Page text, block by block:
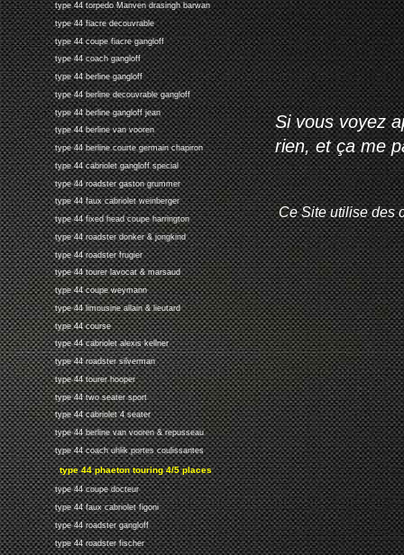
type 44 torpedo Manven drasingh barwan
type 44 fiacre decouvrable
type 44 coupe fiacre gangloff
type 44 coach gangloff
type 44 berline gangloff
type 44 berline decouvrable gangloff
type 44 berline gangloff jean
type 44 berline van vooren
type 44 berline courte germain chapiron
type 44 cabriolet gangloff special
type 44 roadster gaston grummer
type 44 faux cabriolet weinberger
type 44 fixed head coupe harrington
type 44 roadster donker & jongkind
type 44 roadster frugier
type 44 tourer lavocat & marsaud
type 44 coupe weymann
type 44 limousine allain & lieutard
type 44 course
type 44 cabriolet alexis kellner
type 44 roadster silverman
type 44 tourer hooper
type 44 two seater sport
type 44 cabriolet 4 seater
type 44 berline van vooren & repusseau
type 44 coach uhlik portes coulissantes
type 44 phaeton touring 4/5 places
type 44 coupe docteur
type 44 faux cabriolet figoni
type 44 roadster gangloff
type 44 roadster fischer
Si vous voyez
rien, et ça me
Ce Site utilise des